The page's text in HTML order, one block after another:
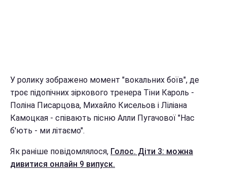
У ролику зображено момент "вокальних боїв", де
троє підопічних зіркового тренера Тіни Кароль -
Поліна Писарцова, Михайло Кисельов і Ліліана
Камоцкая - співають пісню Алли Пугачової "Нас
б'ють - ми літаємо".
Як раніше повідомлялося, Голос. Діти 3: можна
дивитися онлайн 9 випуск.